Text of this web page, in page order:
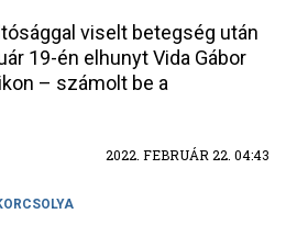
viselt betegség után
19-én elhunyt Vida Gábor
– számolt be a
2022. FEBRUÁR 22. 04:43